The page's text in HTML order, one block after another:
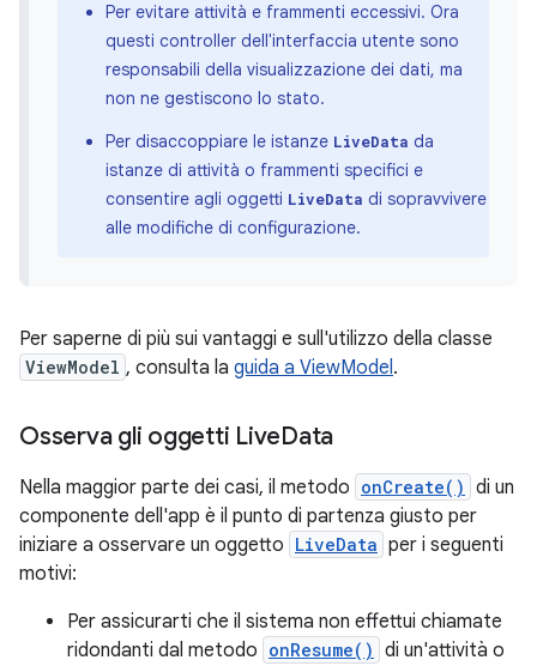
Per evitare attività e frammenti eccessivi. Ora
questi controller dell'interfaccia utente sono
responsabili della visualizzazione dei dati, ma
non ne gestiscono lo stato.
Per disaccoppiare le istanze LiveData da
istanze di attività o frammenti specifici e
consentire agli oggetti LiveData di sopravvivere
alle modifiche di configurazione.
Per saperne di più sui vantaggi e sull'utilizzo della classe
ViewModel , consulta la guida a ViewModel.
Osserva gli oggetti LiveData
Nella maggior parte dei casi, il metodo onCreate() di un
componente dell'app è il punto di partenza giusto per
iniziare a osservare un oggetto LiveData per i seguenti
motivi:
Per assicurarti che il sistema non effettui chiamate
ridondanti dal metodo onResume() di un'attività o